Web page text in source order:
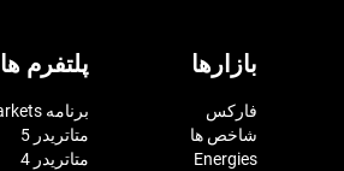
بازارها
فارکس
شاخص ها
Energies
پلتفرم ها
برنامه VT Markets
متاتریدر 5
متاتریدر 4